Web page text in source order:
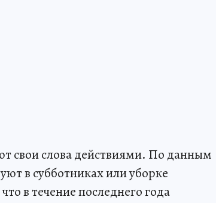
свои слова действиями. По данным
в субботниках или уборке
в течение последнего года